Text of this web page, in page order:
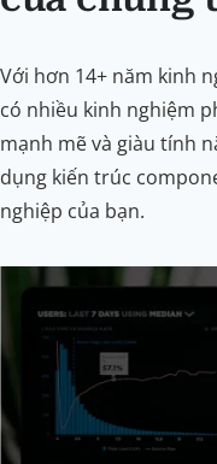
Với hơn 14+ năm kinh
có nhiều kinh nghiệm
mạnh mẽ và giàu tính
dụng kiến trúc
nghiệp của bạn.